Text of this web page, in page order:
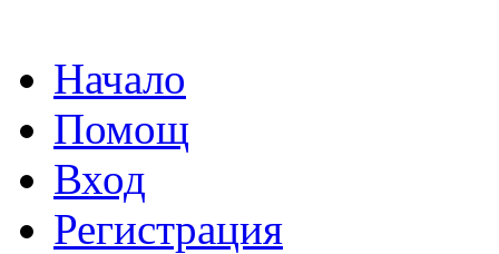
Начало
Помощ
Вход
Регистрация